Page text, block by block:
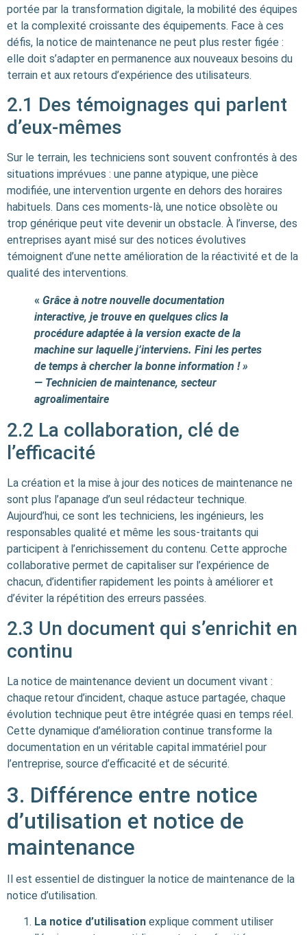
portée par la transformation digitale, la mobilité des équipes
et la complexité croissante des équipements. Face à ces
défis, la notice de maintenance ne peut plus rester figée :
elle doit s’adapter en permanence aux nouveaux besoins du
terrain et aux retours d’expérience des utilisateurs.
2.1 Des témoignages qui parlent
d’eux-mêmes
Sur le terrain, les techniciens sont souvent confrontés à des
situations imprévues : une panne atypique, une pièce
modifiée, une intervention urgente en dehors des horaires
habituels. Dans ces moments-là, une notice obsolète ou
trop générique peut vite devenir un obstacle. À l’inverse, des
entreprises ayant misé sur des notices évolutives
témoignent d’une nette amélioration de la réactivité et de la
qualité des interventions.
« Grâce à notre nouvelle documentation
interactive, je trouve en quelques clics la
procédure adaptée à la version exacte de la
machine sur laquelle j’interviens. Fini les pertes
de temps à chercher la bonne information ! »
— Technicien de maintenance, secteur
agroalimentaire
2.2 La collaboration, clé de
l’efficacité
La création et la mise à jour des notices de maintenance ne
sont plus l’apanage d’un seul rédacteur technique.
Aujourd’hui, ce sont les techniciens, les ingénieurs, les
responsables qualité et même les sous-traitants qui
participent à l’enrichissement du contenu. Cette approche
collaborative permet de capitaliser sur l’expérience de
chacun, d’identifier rapidement les points à améliorer et
d’éviter la répétition des erreurs passées.
2.3 Un document qui s’enrichit en
continu
La notice de maintenance devient un document vivant :
chaque retour d’incident, chaque astuce partagée, chaque
évolution technique peut être intégrée quasi en temps réel.
Cette dynamique d’amélioration continue transforme la
documentation en un véritable capital immatériel pour
l’entreprise, source d’efficacité et de sécurité.
3. Différence entre notice
d’utilisation et notice de
maintenance
Il est essentiel de distinguer la notice de maintenance de la
notice d’utilisation.
La notice d’utilisation explique comment utiliser